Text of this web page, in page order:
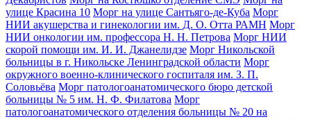
улице Красина 10 Морг на улице Сантьяго-де-Куба Морг
НИИ акушерства и гинекологии им. Д. О. Отта РАМН Морг
НИИ онкологии им. профессора Н. Н. Петрова Морг НИИ
скорой помощи им. И. И. Джанелидзе Морг Никольской
больницы в г. Никольске Ленинградской области Морг
окружного военно-клинического госпиталя им. З. П.
Соловьёва Морг патологоанатомического бюро детской
больницы № 5 им. Н. Ф. Филатова Морг
патологоанатомического отделения больницы № 20 на